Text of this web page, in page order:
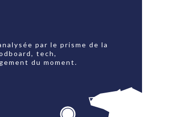
par le prisme de la
tech,
du moment.